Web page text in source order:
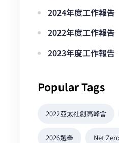
2024年度工作報告
2022年度工作報告
2023年度工作報告
Popular Tags
2022亞太社創高峰會
2026選舉 Net